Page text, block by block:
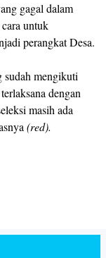
gagal dalam
untuk
perangkat Desa.
sudah mengikuti
dengan
masih ada
(red).